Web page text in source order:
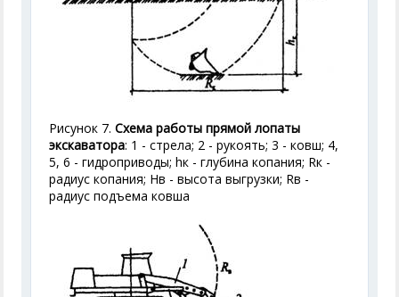
Рисунок 7. Схема работы прямой лопаты
экскаватора: 1 - стрела; 2 - рукоять; 3 - ковш; 4,
5, 6 - гидроприводы; hк - глубина копания; Rк -
радиус копания; Нв - высота выгрузки; Rв -
радиус подъема ковша